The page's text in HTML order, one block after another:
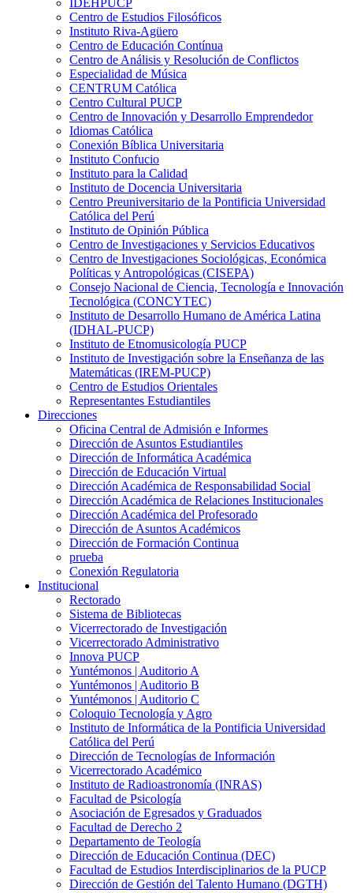
IDEHPUCP
Centro de Estudios Filosóficos
Instituto Riva-Agüero
Centro de Educación Contínua
Centro de Análisis y Resolución de Conflictos
Especialidad de Música
CENTRUM Católica
Centro Cultural PUCP
Centro de Innovación y Desarrollo Emprendedor
Idiomas Católica
Conexión Bíblica Universitaria
Instituto Confucio
Instituto para la Calidad
Instituto de Docencia Universitaria
Centro Preuniversitario de la Pontificia Universidad
Católica del Perú
Instituto de Opinión Pública
Centro de Investigaciones y Servicios Educativos
Centro de Investigaciones Sociológicas, Económica
Políticas y Antropológicas (CISEPA)
Consejo Nacional de Ciencia, Tecnología e Innovación
Tecnológica (CONCYTEC)
Instituto de Desarrollo Humano de América Latina
(IDHAL-PUCP)
Instituto de Etnomusicología PUCP
Instituto de Investigación sobre la Enseñanza de las
Matemáticas (IREM-PUCP)
Centro de Estudios Orientales
Representantes Estudiantiles
Direcciones
Oficina Central de Admisión e Informes
Dirección de Asuntos Estudiantiles
Dirección de Informática Académica
Dirección de Educación Virtual
Dirección Académica de Responsabilidad Social
Dirección Académica de Relaciones Institucionales
Dirección Académica del Profesorado
Dirección de Asuntos Académicos
Dirección de Formación Continua
prueba
Conexión Regulatoria
Institucional
Rectorado
Sistema de Bibliotecas
Vicerrectorado de Investigación
Vicerrectorado Administrativo
Innova PUCP
Yuntémonos | Auditorio A
Yuntémonos | Auditorio B
Yuntémonos | Auditorio C
Coloquio Tecnología y Agro
Instituto de Informática de la Pontificia Universidad
Católica del Perú
Dirección de Tecnologías de Información
Vicerrectorado Académico
Instituto de Radioastronomía (INRAS)
Facultad de Psicología
Asociación de Egresados y Graduados
Facultad de Derecho 2
Departamento de Teología
Dirección de Educación Continua (DEC)
Facultad de Estudios Interdisciplinarios de la PUCP
Dirección de Gestión del Talento Humano (DGTH)